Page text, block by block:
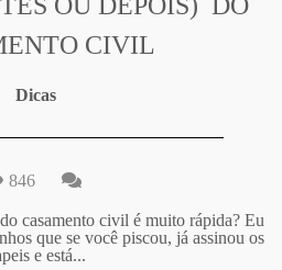
CIVIL
Dicas
846
casamento civil é muito rápida? Eu
que se você piscou, já assinou os
e está...